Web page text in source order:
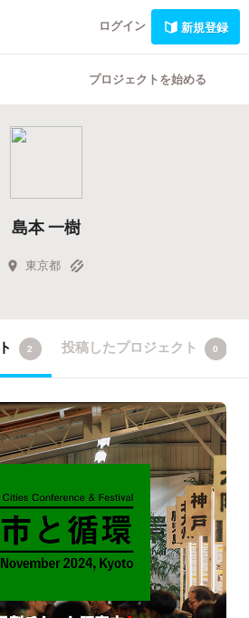
ログイン 新規登録
プロジェクトを始める
島本 一樹
東京都
2 投稿したプロジェクト 0